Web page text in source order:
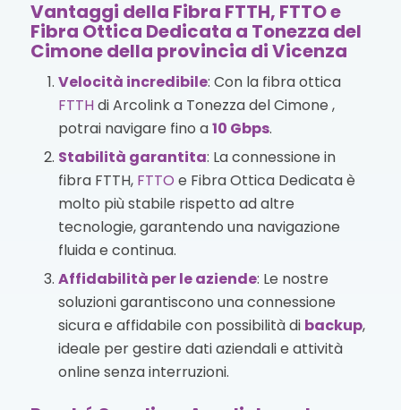
Vantaggi della Fibra FTTH, FTTO e
Fibra Ottica Dedicata a Tonezza del
Cimone della provincia di Vicenza
Velocità incredibile: Con la fibra ottica
FTTHdi Arcolink a Tonezza del Cimone ,
potrai navigare fino a10 Gbps.
Stabilità garantita: La connessione in
fibra FTTH, FTTO e Fibra Ottica Dedicata è
molto più stabile rispetto ad altre
tecnologie, garantendo una navigazione
fluida e continua.
Affidabilità per le aziende: Le nostre
soluzioni garantiscono una connessione
sicura e affidabile con possibilità di backup,
ideale per gestire dati aziendali e attività
online senza interruzioni.